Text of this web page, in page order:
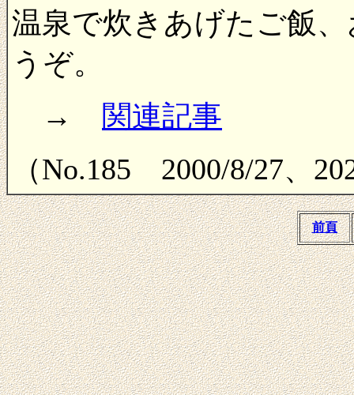
温泉で炊きあげたご飯
うぞ。
→ 関連記事
（No.185 2000/8/27、
前頁